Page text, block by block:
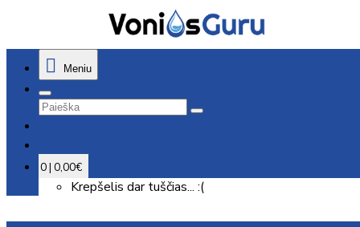
Meniu
0 | 0,00€
Krepšelis dar tuščias... :(